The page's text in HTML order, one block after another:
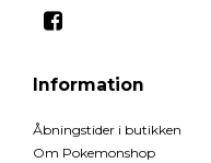
Information
Åbningstider i butikken
Om Pokemonshop